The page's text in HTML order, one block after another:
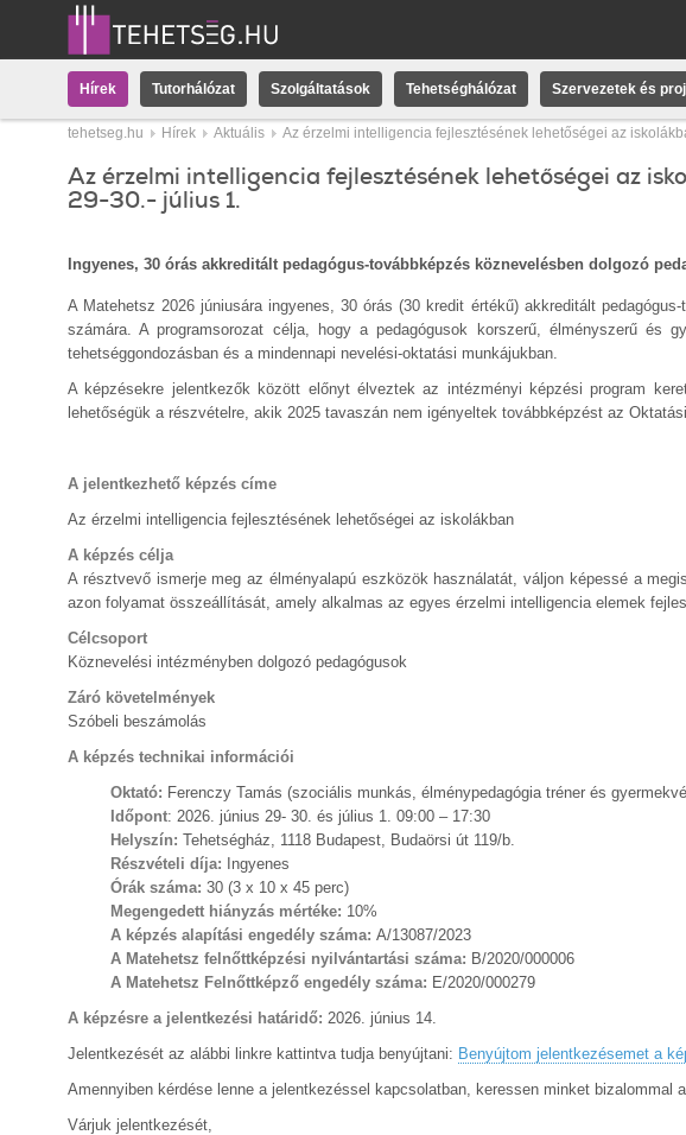
Hírek Tutorhálózat Szolgáltatások Tehetséghálózat Szervezetek és
tehetseg.hu Hírek Aktuális Az érzelmi intelligencia fejlesztésének lehetőségei az
Az érzelmi intelligencia fejlesztésének lehetőségei az
29-30.- július 1.
Ingyenes, 30 órás akkreditált pedagógus-továbbképzés köznevelésben dolgozó
A Matehetsz 2026 júniusára ingyenes, 30 órás (30 kredit értékű) akkreditált
számára. A programsorozat célja, hogy a pedagógusok korszerű, élményszerű és
tehetséggondozásban és a mindennapi nevelési-oktatási munkájukban.
A képzésekre jelentkezők között előnyt élveztek az intézményi képzési program
lehetőségük a részvételre, akik 2025 tavaszán nem igényeltek továbbképzést az
A jelentkezhető képzés címe
Az érzelmi intelligencia fejlesztésének lehetőségei az iskolákban
A képzés célja
A résztvevő ismerje meg az élményalapú eszközök használatát, váljon képessé a
azon folyamat összeállítását, amely alkalmas az egyes érzelmi intelligencia elemek
Célcsoport
Köznevelési intézményben dolgozó pedagógusok
Záró követelmények
Szóbeli beszámolás
A képzés technikai információi
Oktató: Ferenczy Tamás (szociális munkás, élménypedagógia tréner és
Időpont: 2026. június 29- 30. és július 1. 09:00 – 17:30
Helyszín: Tehetségház, 1118 Budapest, Budaörsi út 119/b.
Részvételi díja:
Ingyenes
Órák száma: 30 (3 x 10 x 45 perc)
Megengedett hiányzás mértéke: 10%
A képzés alapítási engedély száma: A/13087/2023
A Matehetsz felnőttképzési nyilvántartási száma: B/2020/000006
A Matehetsz Felnőttképző engedély száma: E/2020/000279
A képzésre a jelentkezési határidő: 2026. június 14.
Jelentkezését az alábbi linkre kattintva tudja benyújtani: Benyújtom jelentkezésemet a
Amennyiben kérdése lenne a jelentkezéssel kapcsolatban, keressen minket bizalommal a
Várjuk jelentkezését,